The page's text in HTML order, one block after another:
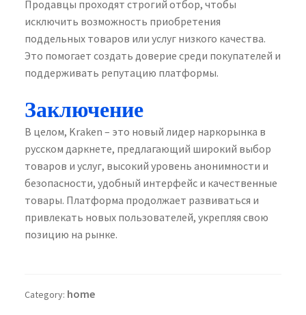
Продавцы проходят строгий отбор, чтобы
исключить возможность приобретения
поддельных товаров или услуг низкого качества.
Это помогает создать доверие среди покупателей и
поддерживать репутацию платформы.
Заключение
В целом, Kraken – это новый лидер наркорынка в
русском даркнете, предлагающий широкий выбор
товаров и услуг, высокий уровень анонимности и
безопасности, удобный интерфейс и качественные
товары. Платформа продолжает развиваться и
привлекать новых пользователей, укрепляя свою
позицию на рынке.
Category: home